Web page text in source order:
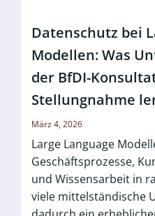
Datenschutz bei
Modellen: Was
der BfDI-
Stellungnahme
März 4, 2026
Large Language
Geschäftsprozesse,
und Wissensarbeit in
viele mittelständische